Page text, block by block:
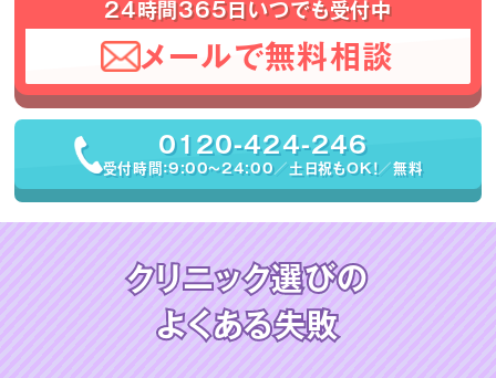
24時間365日いつでも受付中
メールで無料相談
0120-424-246
受付時間：9:00〜24:00／土日祝もOK！／無料
クリニック選びの
よくある失敗